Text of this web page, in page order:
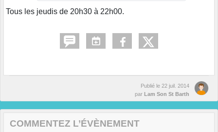
Tous les jeudis de 20h30 à 22h00.
Publié le 22 juil. 2014
par Lam Son St Barth
COMMENTEZ L’ÉVÈNEMENT